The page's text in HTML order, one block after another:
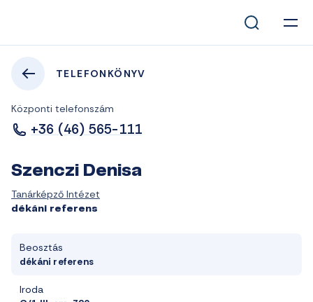
TELEFONKÖNYV
Központi telefonszám
+36 (46) 565-111
Szenczi Denisa
Tanárképző Intézet
dékáni referens
Beosztás
dékáni referens
Iroda